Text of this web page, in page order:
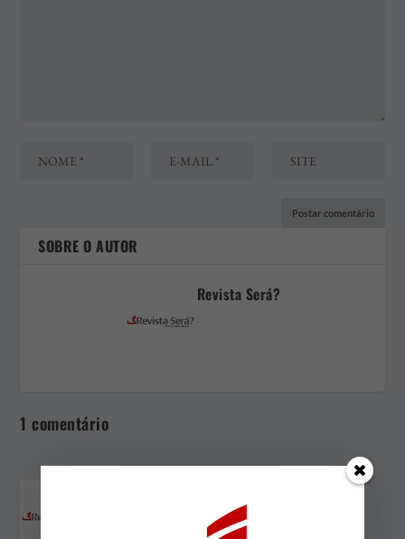
SOBRE O AUTOR
Revista Será?
1 comentário